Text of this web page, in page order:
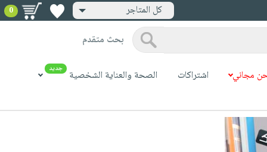
كل المتاجر 0
بحث متقدم
مجاني اشتراكات الصحة والعناية الشخصية جديد